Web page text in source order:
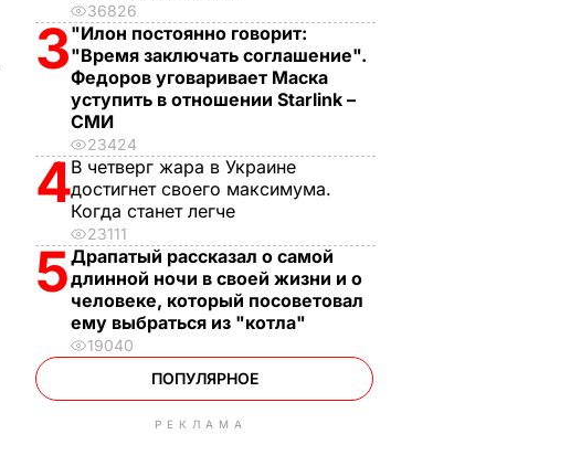
36826
3"Илон постоянно говорит:
"Время заключать соглашение".
Федоров уговаривает Маска
уступить в отношении Starlink –
СМИ
23424
4В четверг жара в Украине
достигнет своего максимума.
Когда станет легче
23111
5Драпатый рассказал о самой
длинной ночи в своей жизни и о
человеке, который посоветовал
ему выбраться из "котла"
19040
ПОПУЛЯРНОЕ
РЕКЛАМА